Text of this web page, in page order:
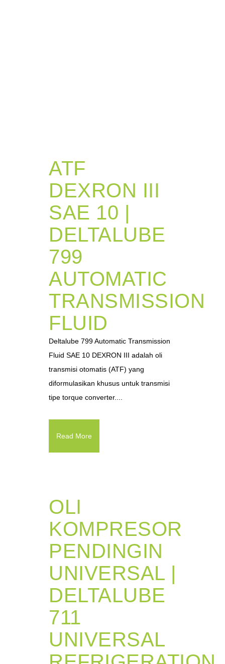
ATF
DEXRON III
SAE 10 |
DELTALUBE
799
AUTOMATIC
TRANSMISSION
FLUID
Deltalube 799 Automatic Transmission
Fluid SAE 10 DEXRON III adalah oli
transmisi otomatis (ATF) yang
diformulasikan khusus untuk transmisi
tipe torque converter....
Read More
OLI
KOMPRESOR
PENDINGIN
UNIVERSAL |
DELTALUBE
711
UNIVERSAL